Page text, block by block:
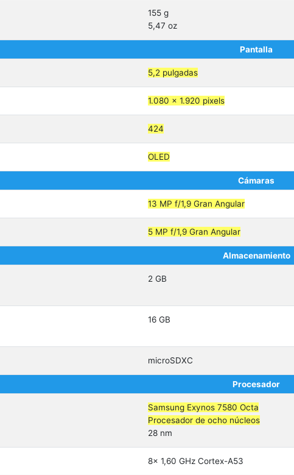
155 g
5,47 oz
Pantalla
5,2 pulgadas
1.080 x 1.920 pixels
424
OLED
Cámaras
13 MP f/1,9 Gran Angular
5 MP f/1,9 Gran Angular
Almacenamiento
2 GB
16 GB
microSDXC
Procesador
Samsung Exynos 7580 Octa
Procesador de ocho núcleos
28 nm
8x 1,60 GHz Cortex-A53